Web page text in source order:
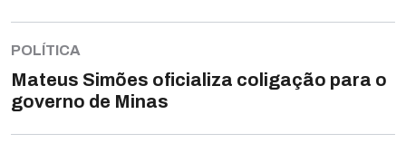
POLÍTICA
Mateus Simões oficializa coligação para o
governo de Minas